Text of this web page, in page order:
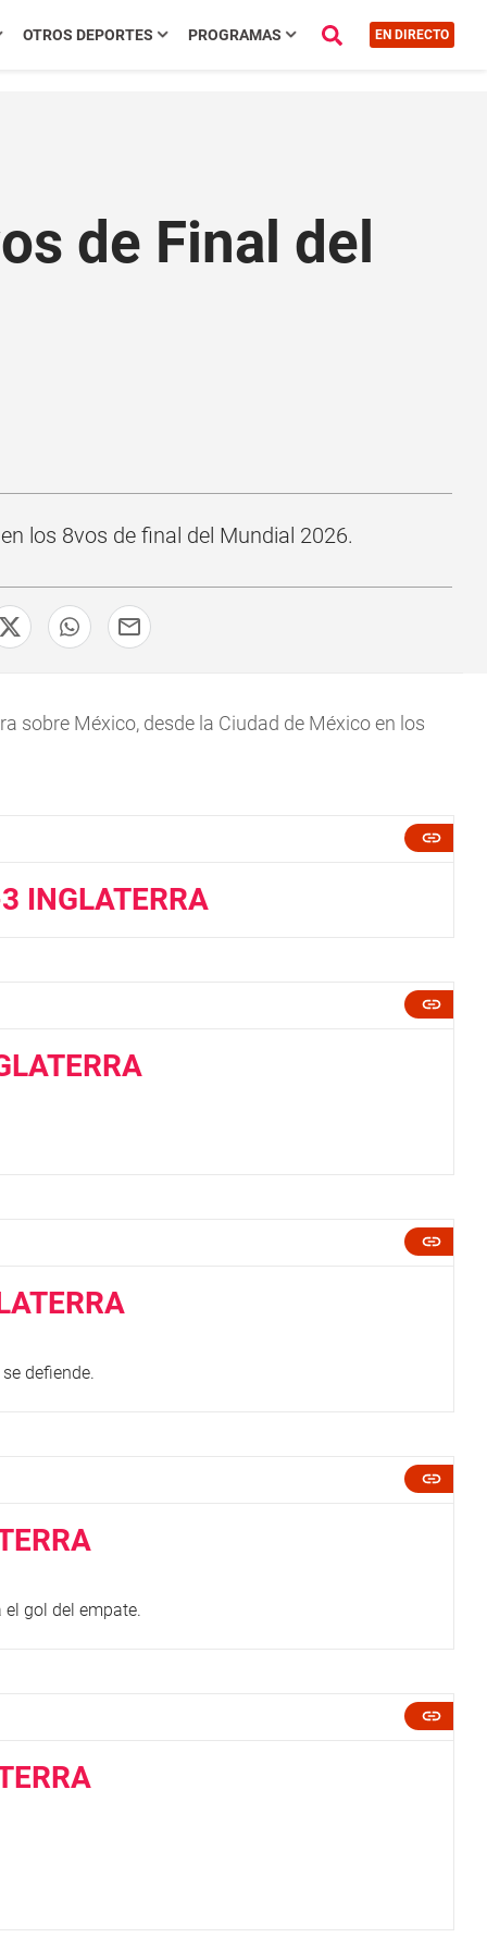
OTROS DEPORTES PROGRAMAS EN DIRECTO
de Final del
los 8vos de final del Mundial 2026.
sobre México, desde la Ciudad de México en los
INGLATERRA
defiende.
gol del empate.